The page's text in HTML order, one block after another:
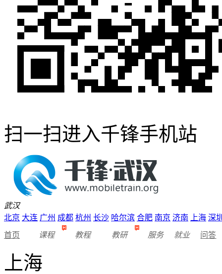
扫一扫进入千锋手机站
武汉
北京 大连 广州 成都 杭州 长沙 哈尔滨 合肥 南京 济南 上海 深
首页 课程 教程 教研 服务 就业 问答
上海